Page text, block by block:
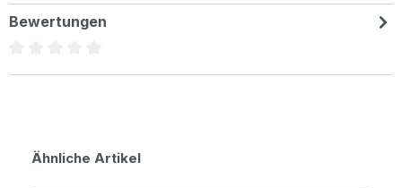
Bewertungen
Produktgalerie überspringen
Ähnliche Artikel